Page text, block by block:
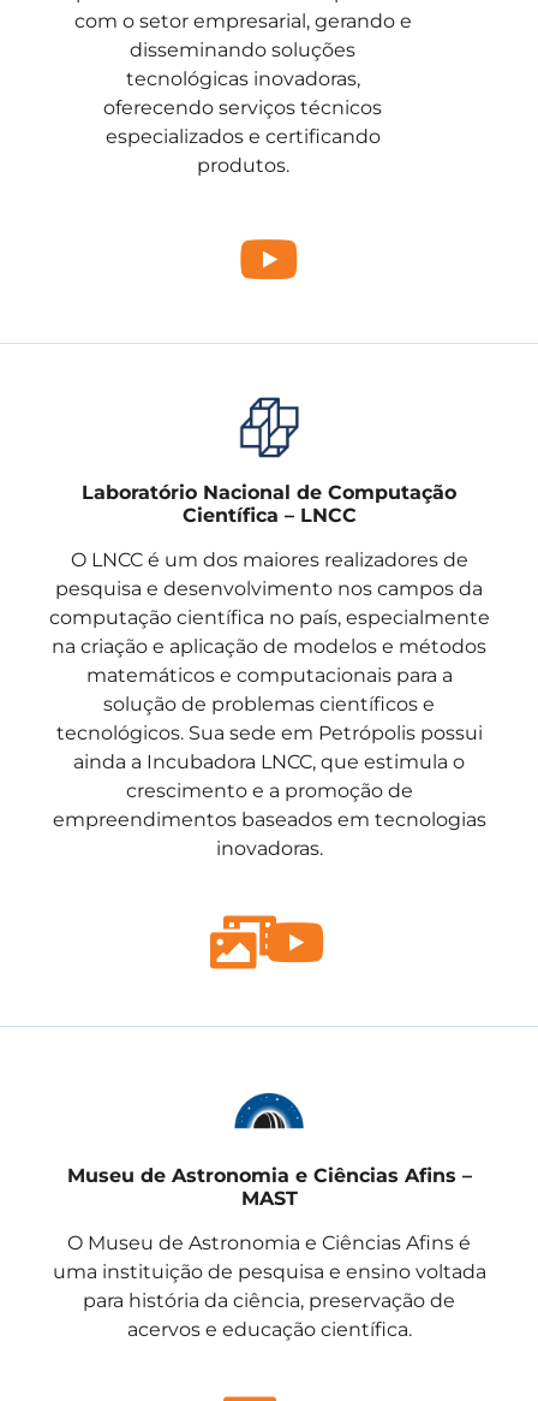
com o setor empresarial, gerando e
disseminando soluções
tecnológicas inovadoras,
oferecendo serviços técnicos
especializados e certificando
produtos.
Laboratório Nacional de Computação
Científica – LNCC
O LNCC é um dos maiores realizadores de
pesquisa e desenvolvimento nos campos da
computação científica no país, especialmente
na criação e aplicação de modelos e métodos
matemáticos e computacionais para a
solução de problemas científicos e
tecnológicos. Sua sede em Petrópolis possui
ainda a Incubadora LNCC, que estimula o
crescimento e a promoção de
empreendimentos baseados em tecnologias
inovadoras.
Museu de Astronomia e Ciências Afins –
MAST
O Museu de Astronomia e Ciências Afins é
uma instituição de pesquisa e ensino voltada
para história da ciência, preservação de
acervos e educação científica.